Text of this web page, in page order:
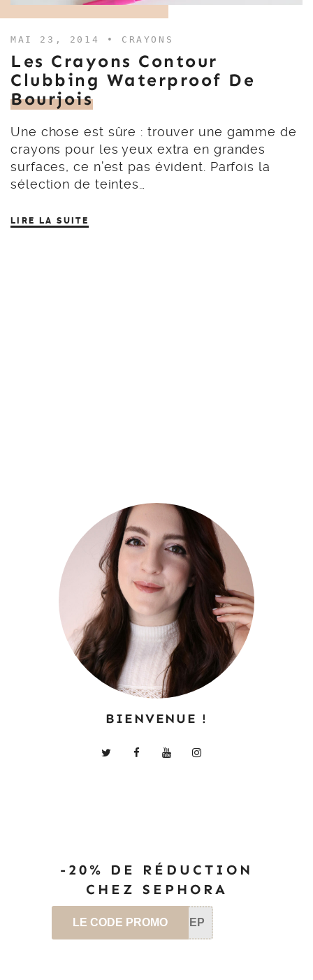
MAI 23, 2014 • CRAYONS
Les Crayons Contour
Clubbing Waterproof De
Bourjois
Une chose est sûre : trouver une gamme de
crayons pour les yeux extra en grandes
surfaces, ce n’est pas évident. Parfois la
sélection de teintes…
LIRE LA SUITE
BIENVENUE !
-20% DE RÉDUCTION
CHEZ SEPHORA
LE CODE PROMO SEP